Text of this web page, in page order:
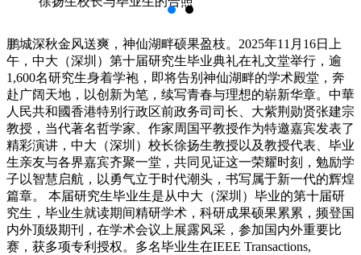
鹏城深秋金风送爽，神仙湖畔硕果盈枝。2025年11月16日上
午，中大（深圳）第十届研究生毕业典礼在礼文堂举行，逾
1,600名研究生身着学袍，即将告别神仙湖畔的学术殿堂，奔
赴广阔天地，以创新为笔，续写青春与理想的崭新华章。中華
人民共和國香港特别行政区前政务司司长、大紫荆勋贤张建宗
教授，当代著名哲学家、作家周国平教授作为特邀嘉宾发表了
精彩演讲，中大（深圳）校长徐扬生教授以及教授代表、毕业
生亲友与各界嘉宾齐聚一堂，共同见证这一荣耀时刻，勉励学
子以智慧启航，以勇气立于时代潮头，书写属于新一代的辉煌
篇章。
本届研究生毕业生是从中大（深圳）毕业的第十届研
究生，毕业生就读期间精研学术，科研成果硕果累累，频登国
内外顶级期刊，在学术会议上展露风采，参加国内外重要比
赛，获多项专利授权。多名毕业生在IEEE Transactions,